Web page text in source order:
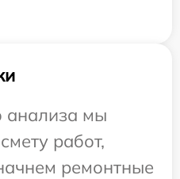
анализа мы
работ,
ремонтные